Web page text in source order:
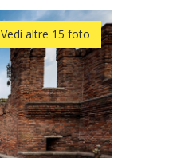
Vedi altre 15 foto